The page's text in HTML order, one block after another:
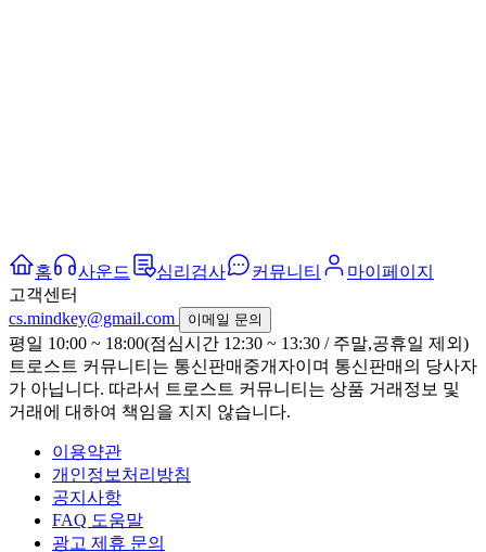
홈 사운드 심리검사 커뮤니티
마이페이지
고객센터
cs.mindkey@gmail.com
이메일 문의
평일 10:00 ~ 18:00(점심시간 12:30 ~ 13:30 / 주말,공휴일 제외)
트로스트 커뮤니티는 통신판매중개자이며 통신판매의 당사자
가 아닙니다. 따라서 트로스트 커뮤니티는 상품 거래정보 및
거래에 대하여 책임을 지지 않습니다.
이용약관
개인정보처리방침
공지사항
FAQ 도움말
광고 제휴 문의